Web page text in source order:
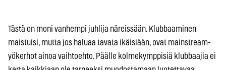
Tästä on moni vanhempi juhlija näreissään. Klubbaaminen
maistuisi, mutta jos haluaa tavata ikäisiään, ovat mainstream-
yökerhot ainoa vaihtoehto. Päälle kolmekymppisiä klubbaajia ei